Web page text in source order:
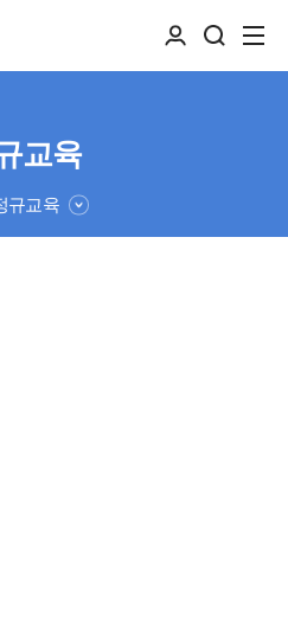
교육
규교육